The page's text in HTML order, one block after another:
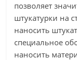
позволяет
штукатурки на
наносить
специальное
наносить